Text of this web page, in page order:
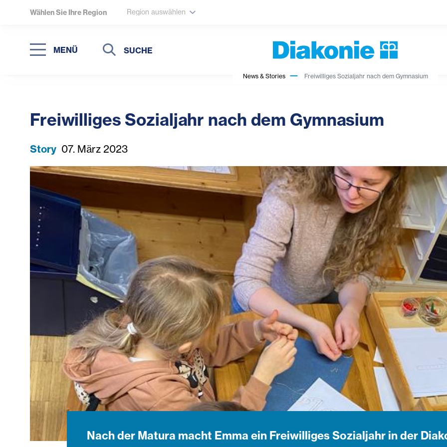
Wählen Sie Ihre Region Region auswählen
MENÜ
Suche
Suche
News & Stories Freiwilliges Sozialjahr nach dem Gymnasium
Freiwilliges Sozialjahr nach dem Gymnasium
Story 07. März 2023
Nach der Matura macht Emma ein Freiwilliges Sozialjahr in der